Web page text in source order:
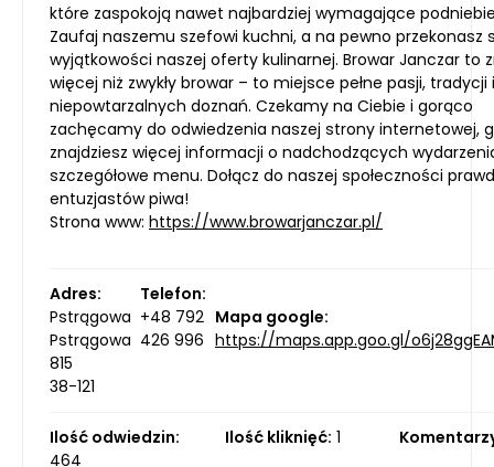
które zaspokoją nawet najbardziej wymagające
Zaufaj naszemu szefowi kuchni, a na pewno przekonasz
wyjątkowości naszej oferty kulinarnej. Browar Janczar to
więcej niż zwykły browar – to miejsce pełne pasji, tradycji i
niepowtarzalnych doznań. Czekamy na Ciebie i gorąco
zachęcamy do odwiedzenia naszej strony internetowej,
znajdziesz więcej informacji o nadchodzących
szczegółowe menu. Dołącz do naszej społeczności
entuzjastów piwa!
Strona www: https://www.browarjanczar.pl/
Adres:
Pstrągowa
Pstrągowa
815
38-121
Telefon:
+48 792
426 996
Mapa google:
https://maps.app.goo.gl/
Ilość odwiedzin:
464
Ilość kliknięć: 1